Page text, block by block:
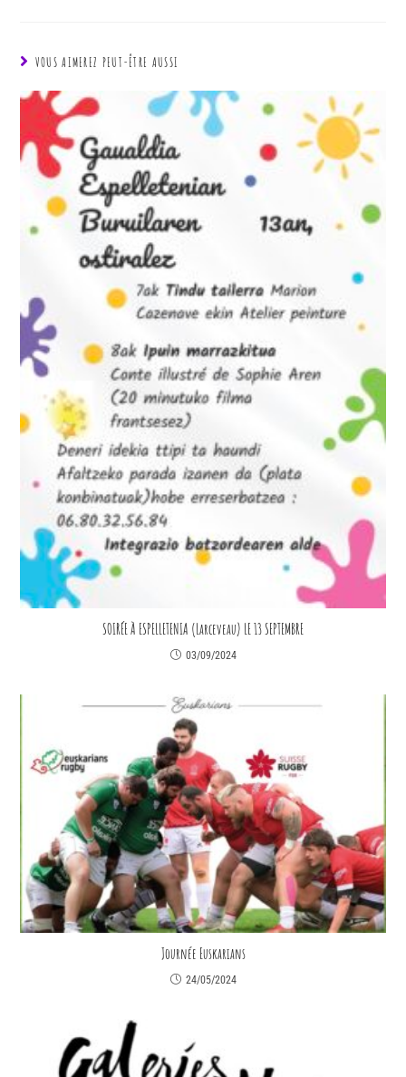
VOUS AIMEREZ PEUT-ÊTRE AUSSI
SOIRÉE À ESPELLETENIA (Larceveau) LE 13 SEPTEMBRE
03/09/2024
Journée Euskarians
24/05/2024